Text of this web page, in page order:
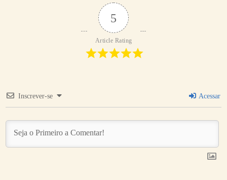
5
Article Rating
Inscrever-se Acessar